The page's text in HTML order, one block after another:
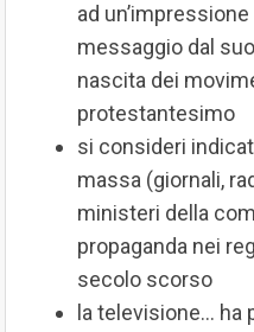
ad
messaggio dal
nascita dei
protestantesimo
si consideri
massa (giornali,
ministeri della
propaganda nei
secolo scorso
la televisione… ha